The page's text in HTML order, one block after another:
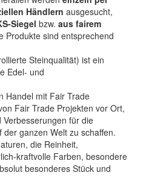
Händlern ausgesucht,
Siegel bzw. aus fairem
Produkte sind entsprechend
Steinqualität) ist ein
Edel- und
Handel mit Fair Trade
Fair Trade Projekten vor Ort,
für die
ganzen Welt zu schaffen.
die Reinheit,
kraftvolle Farben, besondere
besonderes Stück und